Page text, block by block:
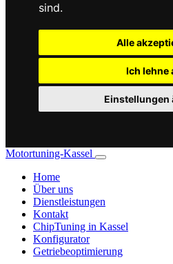
sind.
Alle
Ich lehne
Einstellungen
Motortuning-Kassel
Home
Über uns
Dienstleistungen
Kontakt
ChipTuning in Kassel
Konfigurator
Getriebeoptimierung